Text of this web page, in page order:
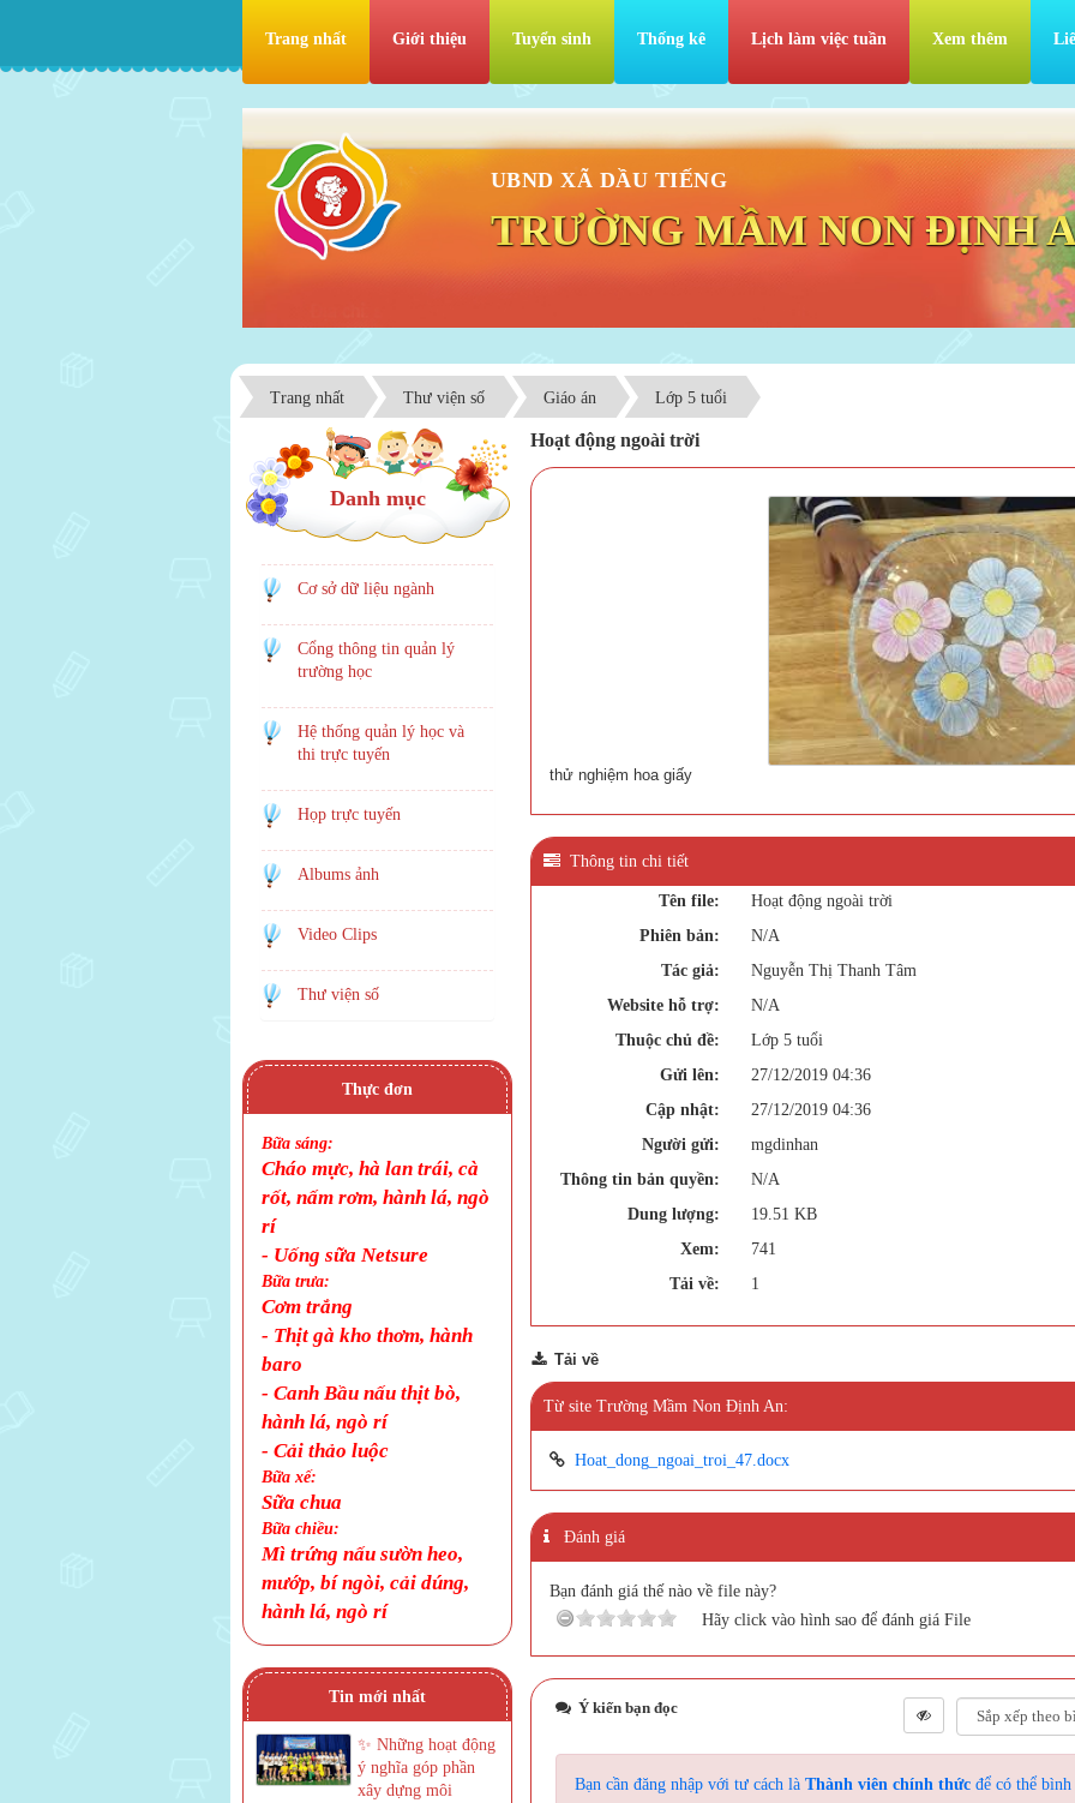
Trang nhất Giới thiệu Tuyển sinh Thống kê Lịch làm việc tuần Xem thêm
UBND XÃ DẦU TIẾNG
TRƯỜNG MẦM NON ĐỊNH
Trang nhất Thư viện số Giáo án Lớp 5 tuổi
Hoạt động ngoài trời
thử nghiệm hoa giấy
Thông tin chi tiết
Tên file:
Hoạt động ngoài trời
Phiên bản:
N/A
Tác giả:
Nguyễn Thị Thanh Tâm
Website hỗ trợ:
N/A
Thuộc chủ đề:
Lớp 5 tuổi
Gửi lên:
27/12/2019 04:36
Cập nhật:
27/12/2019 04:36
Người gửi:
mgdinhan
Thông tin bản quyền:
N/A
Dung lượng:
19.51 KB
Xem:
741
Tải về:
1
Tải về
Từ site Trường Mầm Non Định An:
Hoat_dong_ngoai_troi_47.docx
Đánh giá
Bạn đánh giá thế nào về file này?
Hãy click vào hình sao để đánh giá File
Ý kiến bạn đọc
Bạn cần đăng nhập với tư cách là Thành viên chính thức để có thể bình
Danh mục
Cơ sở dữ liệu ngành
Cổng thông tin quản lý
trường học
Hệ thống quản lý học và
thi trực tuyến
Họp trực tuyến
Albums ảnh
Video Clips
Thư viện số
Thực đơn
Bữa sáng:
Cháo mực, hà lan trái, cà
rốt, nấm rơm, hành lá, ngò
rí
- Uống sữa Netsure
Bữa trưa:
Cơm trắng
- Thịt gà kho thơm, hành
baro
- Canh Bầu nấu thịt bò,
hành lá, ngò rí
- Cải thảo luộc
Bữa xế:
Sữa chua
Bữa chiều:
Mì trứng nấu sườn heo,
mướp, bí ngòi, cải dúng,
hành lá, ngò rí
Tin mới nhất
✨ Những hoạt động
ý nghĩa góp phần
xây dựng môi